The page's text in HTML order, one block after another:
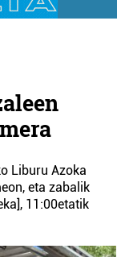
Liburu Azoka
eta zabalik
11:00etatik